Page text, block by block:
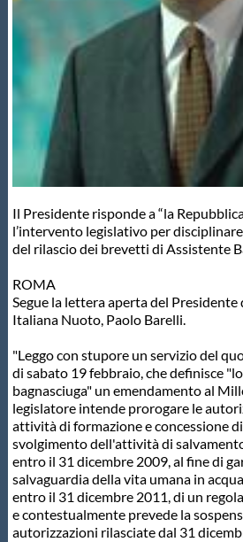
GUG
Scuole Nuoto
Propaganda
Area Legislativa
Protezione Civile
Qualità
Sostenibilità
Privacy
Cookie Policy
Il Presidente risponde a “la
l’intervento legislativo per
del rilascio dei brevetti di Assistente
ROMA
Segue la lettera aperta del Presidente
Italiana Nuoto, Paolo Barelli.
"Leggo con stupore un servizio del
di sabato 19 febbraio, che definisce
bagnasciuga" un emendamento al
legislatore intende prorogare le
attività di formazione e concessione
svolgimento dell'attività di
entro il 31 dicembre 2009, al fine di
salvaguardia della vita umana in
entro il 31 dicembre 2011, di un
e contestualmente prevede la
autorizzazioni rilasciate dal 31